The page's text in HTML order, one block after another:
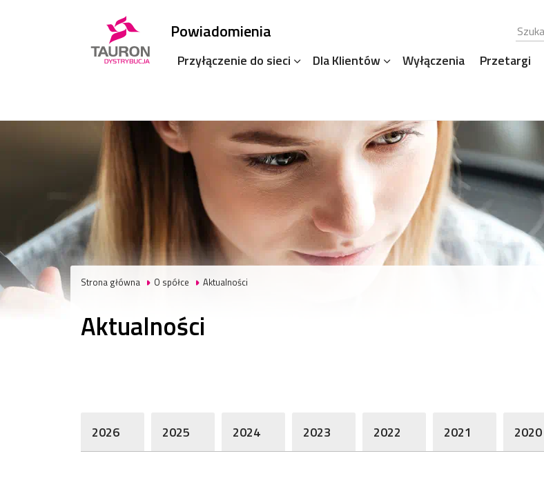
Powiadomienia
Przyłączenie do sieci Dla Klientów Wyłączenia Przetargi
Strona główna O spółce Aktualności
Aktualności
2026 2025 2024 2023 2022 2021 2020